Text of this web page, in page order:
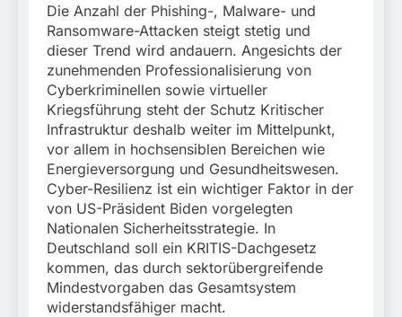
Die Anzahl der Phishing-, Malware- und
Ransomware-Attacken steigt stetig und
dieser Trend wird andauern. Angesichts der
zunehmenden Professionalisierung von
Cyberkriminellen sowie virtueller
Kriegsführung steht der Schutz Kritischer
Infrastruktur deshalb weiter im Mittelpunkt,
vor allem in hochsensiblen Bereichen wie
Energieversorgung und Gesundheitswesen.
Cyber-Resilienz ist ein wichtiger Faktor in der
von US-Präsident Biden vorgelegten
Nationalen Sicherheitsstrategie. In
Deutschland soll ein KRITIS-Dachgesetz
kommen, das durch sektorübergreifende
Mindestvorgaben das Gesamtsystem
widerstandsfähiger macht.